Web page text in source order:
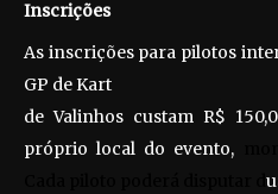
Inscrições
As inscrições para pilotos
GP de Kart
de Valinhos custam R$
próprio local do evento,